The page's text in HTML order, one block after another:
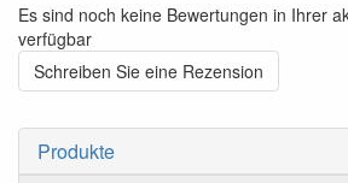
Produkte
Es sind noch keine Bewertungen in Ihrer
verfügbar
Schreiben Sie eine Rezension